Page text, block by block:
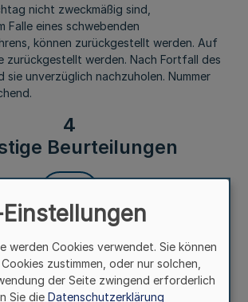
nicht zweckmäßig sind,
Falle eines schwebenden
können zurückgestellt werden. Auf
zurückgestellt werden. Nach Fortfall des
sie unverzüglich nachzuholen. Nummer
4
Beurteilungen
dürfen Beurteilungen nur in
genannten Fällen gefertigt werden.
4.1
werden Cookies verwendet. Sie können
zustimmen, oder nur solchen,
der Seite zwingend erforderlich
Sie die Datenschutzerklärung